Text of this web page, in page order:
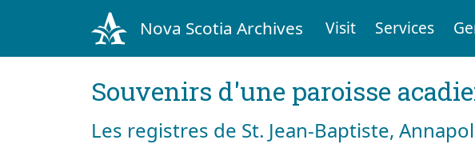
Nova Scotia Archives Visit Services
Souvenirs d'une paroisse
Les registres de St. Jean-Baptiste,